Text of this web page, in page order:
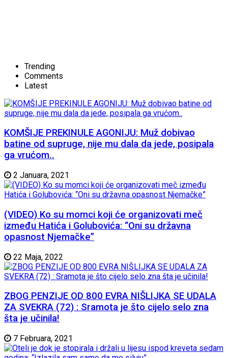
Trending
Comments
Latest
KOMŠIJE PREKINULE AGONIJU: Muž dobivao
batine od supruge, nije mu dala da jede, posipala
ga vrućom..
2 Januara, 2021
(VIDEO) Ko su momci koji će organizovati meč
između Hatića i Golubovića: “Oni su državna
opasnost Njemačke”
22 Maja, 2022
ZBOG PENZIJE OD 800 EVRA NIŠLIJKA SE UDALA
ZA SVEKRA (72) : Sramota je što cijelo selo zna
šta je učinila!
7 Februara, 2021